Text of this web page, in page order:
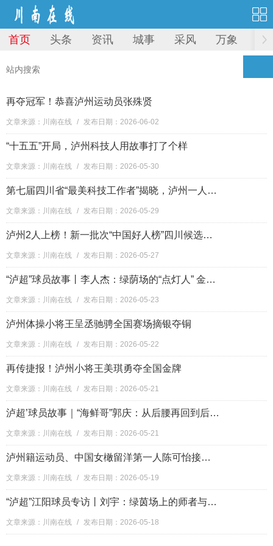
首页 头条 资讯 城事 采风 万象 图
再夺冠军！恭喜泸州运动员张殊贤
文章来源：川南在线 / 发布日期：2026-06-02
“十五五”开局，泸州科技人用故事打了个样
文章来源：川南在线 / 发布日期：2026-05-30
第七届四川省“最美科技工作者”揭晓，泸州一人入选
文章来源：川南在线 / 发布日期：2026-05-29
泸州2人上榜！新一批次“中国好人榜”四川候选人建议人选及“四川好人榜”拟上榜人员名单来了
文章来源：川南在线 / 发布日期：2026-05-27
“泸超”球员故事丨李人杰：绿荫场的“点灯人” 金牌教练与足球的“热血突围”
文章来源：川南在线 / 发布日期：2026-05-23
泸州体操小将王呈丞驰骋全国赛场摘银夺铜
文章来源：川南在线 / 发布日期：2026-05-22
再传捷报！泸州小将王美琪勇夺全国金牌
文章来源：川南在线 / 发布日期：2026-05-21
泸超’球员故事｜“海鲜哥”郭庆：从后腰再回到后腰，球场上的另一种奔跑
文章来源：川南在线 / 发布日期：2026-05-21
泸州籍运动员、中国女橄留洋第一人陈可怡接受新华社专访：为热爱，再达阵！
文章来源：川南在线 / 发布日期：2026-05-19
“泸超”江阳球员专访丨刘宇：绿茵场上的师者与队长
文章来源：川南在线 / 发布日期：2026-05-18